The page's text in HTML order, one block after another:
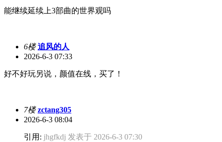
能继续延续上3部曲的世界观吗
6楼 追风的人
2026-6-3 07:33
好不好玩另说，颜值在线，买了！
7楼 zctang305
2026-6-3 08:04
引用: jhgfkdj 发表于 2026-6-3 07:30